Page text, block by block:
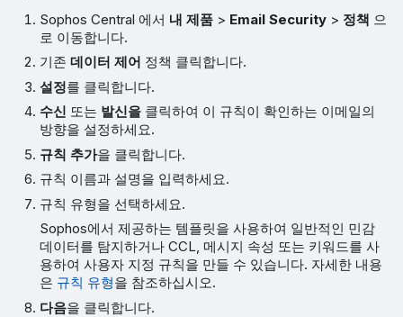
中文（繁體）
Sophos Central 에서 내 제품 > Email Security > 정책 으
로 이동합니다.
기존데이터 제어 정책 클릭합니다.
설정를 클릭합니다.
수신 또는 발신을 클릭하여 이 규칙이 확인하는 이메일의
방향을 설정하세요.
규칙 추가을 클릭합니다.
규칙 이름과 설명을 입력하세요.
규칙 유형을 선택하세요.
Sophos에서 제공하는 템플릿을 사용하여 일반적인 민감
데이터를 탐지하거나 CCL, 메시지 속성 또는 키워드를 사
용하여 사용자 지정 규칙을 만들 수 있습니다. 자세한 내용
은 규칙 유형을 참조하십시오.
다음을 클릭합니다.